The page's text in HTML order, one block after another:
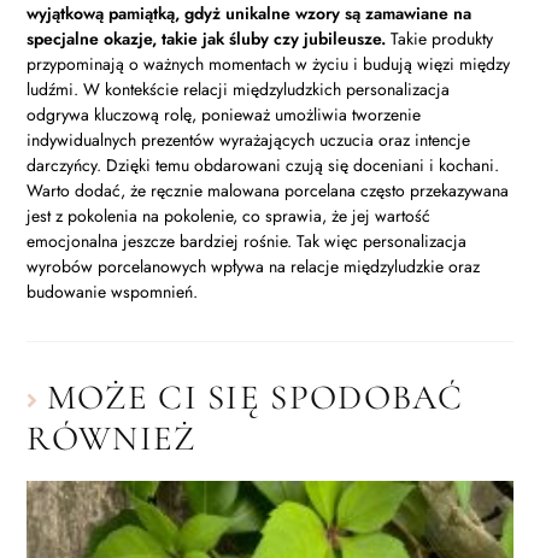
wyjątkową pamiątką, gdyż unikalne wzory są zamawiane na
specjalne okazje, takie jak śluby czy jubileusze. Takie produkty
przypominają o ważnych momentach w życiu i budują więzi między
ludźmi. W kontekście relacji międzyludzkich personalizacja
odgrywa kluczową rolę, ponieważ umożliwia tworzenie
indywidualnych prezentów wyrażających uczucia oraz intencje
darczyńcy. Dzięki temu obdarowani czują się doceniani i kochani.
Warto dodać, że ręcznie malowana porcelana często przekazywana
jest z pokolenia na pokolenie, co sprawia, że jej wartość
emocjonalna jeszcze bardziej rośnie. Tak więc personalizacja
wyrobów porcelanowych wpływa na relacje międzyludzkie oraz
budowanie wspomnień.
MOŻE CI SIĘ SPODOBAĆ
RÓWNIEŻ